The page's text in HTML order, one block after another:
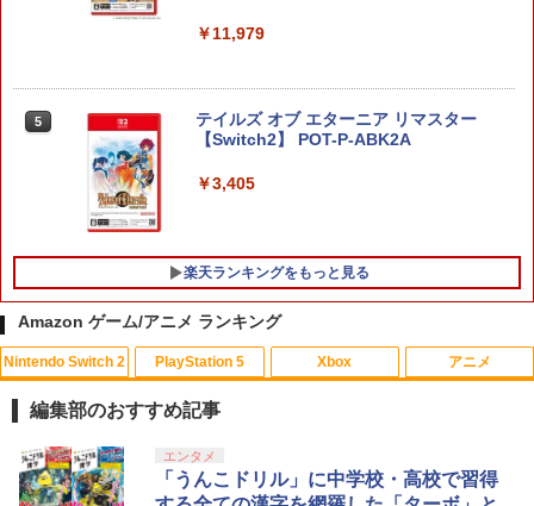
￥11,979
5
テイルズ オブ エターニア リマスター
【Switch2】 POT-P-ABK2A
￥3,405
楽天ランキングをもっと見る
1
ソニー・インタラクティブエンタテイン
メント 【PS5】メディアリモコン [CFI-Z
MR1J PS5 リモコン]
￥3,980
1
【サマーセール中！30%off！】オンライ
ン リアル 脱出 ゲーム 『 大迷宮 パズル
キャッスル からの 脱出 』 SCRAP 4人
￥2,100
1
【中古】アナと雪の女王 MovieNEX [ブ
ルーレイ+DVD+デジタルコピー（クラウ
ド対応）+MovieNEXワールド] [Blu-ray]
￥799
Amazon ゲーム/アニメ ランキング
Nintendo Switch 2
1
スプラトゥーン レイダース|オンライン
コード版
PlayStation 5
1
PlayStation 5 デジタル・エディション
日本語専用 Console Language: Japan
ese only (CFI-2200B01)
Xbox
1
【純正品】Xbox ワイヤレス コントロー
ラー + USB-C® ケーブル
アニメ
1
劇場版「鬼滅の刃」無限城編 第一章 猗
窩座再来 通常版 [Blu-ray]
編集部のおすすめ記事
エンタメ
「うんこドリル」に中学校・高校で習得